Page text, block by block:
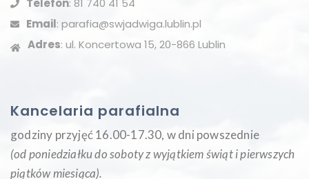
Telefon: 81 740 41 54
Email: parafia@swjadwiga.lublin.pl
Adres: ul. Koncertowa 15, 20-866 Lublin
Kancelaria parafialna
godziny przyjęć 16.00-17.30, w dni powszednie
(od poniedziałku do soboty z wyjątkiem świąt i pierwszych
piątków miesiąca).